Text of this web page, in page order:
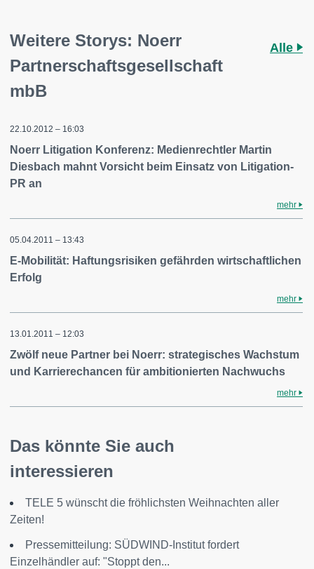
Weitere Storys: Noerr
Partnerschaftsgesellschaft
mbB
Alle
22.10.2012 – 16:03
Noerr Litigation Konferenz: Medienrechtler Martin
Diesbach mahnt Vorsicht beim Einsatz von Litigation-
PR an
mehr
05.04.2011 – 13:43
E-Mobilität: Haftungsrisiken gefährden wirtschaftlichen
Erfolg
mehr
13.01.2011 – 12:03
Zwölf neue Partner bei Noerr: strategisches Wachstum
und Karrierechancen für ambitionierten Nachwuchs
mehr
Das könnte Sie auch
interessieren
TELE 5 wünscht die fröhlichsten Weihnachten aller
Zeiten!
Pressemitteilung: SÜDWIND-Institut fordert
Einzelhändler auf: "Stoppt den...